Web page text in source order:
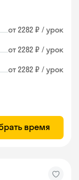
от 2282 ₽ / урок
от 2282 ₽ / урок
от 2282 ₽ / урок
время